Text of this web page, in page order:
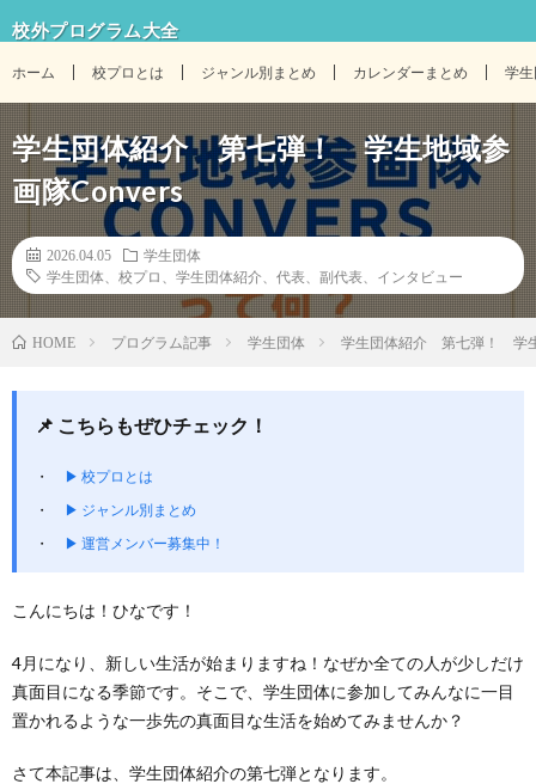
校外プログラム大全
ホーム 校プロとは ジャンル別まとめ カレンダーまとめ 学
学生団体紹介 第七弾！ 学生地域参
画隊Convers
2026.04.05
学生団体
学生団体、校プロ、学生団体紹介、代表、副代表、インタビュー
HOME プログラム記事 学生団体 学生団体紹介 第七弾！ 学
📌 こちらもぜひチェック！
▶ 校プロとは
▶ ジャンル別まとめ
▶ 運営メンバー募集中！
こんにちは！ひなです！
4月になり、新しい生活が始まりますね！なぜか全ての人が少しだけ
真面目になる季節です。そこで、学生団体に参加してみんなに一目
置かれるような一歩先の真面目な生活を始めてみませんか？
さて本記事は、学生団体紹介の第七弾となります。